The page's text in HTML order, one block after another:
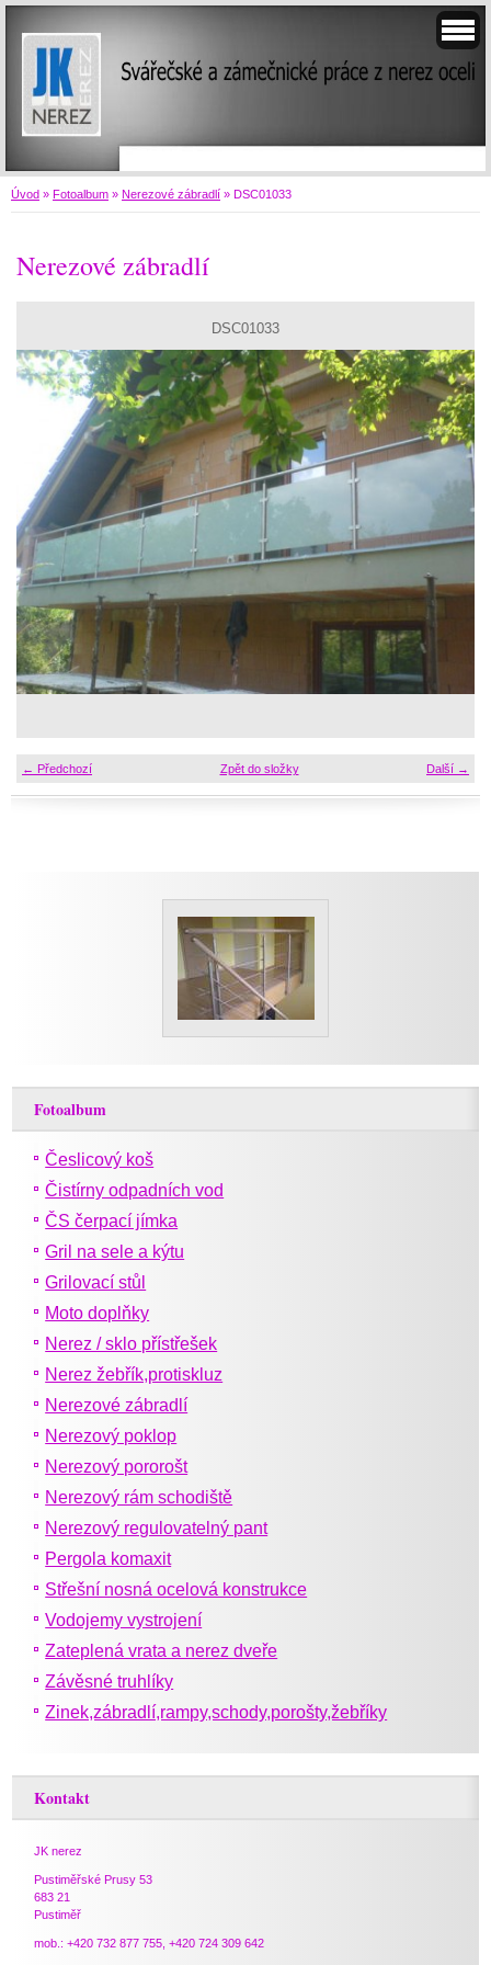
Úvod » Fotoalbum » Nerezové zábradlí » DSC01033
Nerezové zábradlí
DSC01033
← Předchozí Další →
Zpět do složky
Fotoalbum
Česlicový koš
Čistírny odpadních vod
ČS čerpací jímka
Gril na sele a kýtu
Grilovací stůl
Moto doplňky
Nerez / sklo přístřešek
Nerez žebřík,protiskluz
Nerezové zábradlí
Nerezový poklop
Nerezový pororošt
Nerezový rám schodiště
Nerezový regulovatelný pant
Pergola komaxit
Střešní nosná ocelová konstrukce
Vodojemy vystrojení
Zateplená vrata a nerez dveře
Závěsné truhlíky
Zinek,zábradlí,rampy,schody,porošty,žebříky
Kontakt
JK nerez
Pustiměřské Prusy 53
683 21
Pustiměř
mob.: +420 732 877 755, +420 724 309 642